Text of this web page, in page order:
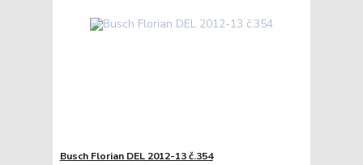
Busch Florian DEL 2012-13 č.354